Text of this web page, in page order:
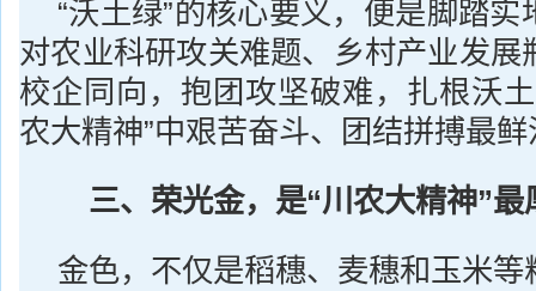
“沃土绿”的核心要义，便是脚踏
对农业科研攻关难题、乡村产业发展
校企同向，抱团攻坚破难，扎根沃
农大精神”中艰苦奋斗、团结拼搏最
三、荣光金，是“川农大精神”
金色，不仅是稻穗、麦穗和玉米